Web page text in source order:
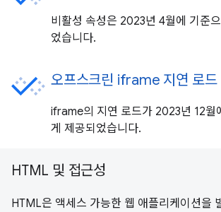
비활성 속성은 2023년 4월에 기준
었습니다.
오프스크린 iframe 지연 로드
iframe의 지연 로드가 2023년 12월
게 제공되었습니다.
HTML 및 접근성
HTML은 액세스 가능한 웹 애플리케이션을